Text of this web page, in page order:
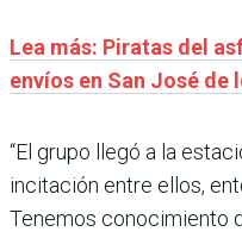
Lea más: Piratas del
envíos en San José de
“El grupo llegó a la
incitación entre ellos,
Tenemos conocimiento